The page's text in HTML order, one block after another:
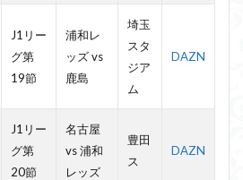
J1リー
グ第
19節
浦和レ
ッズ vs
鹿島
埼玉
スタ
ジア
ム
DAZN
J1リー
グ第
20節
名古屋
vs 浦和
レッズ
豊田
ス
DAZN